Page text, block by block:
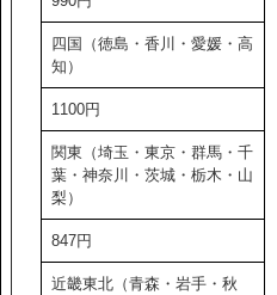
四国（徳島・香川・愛媛・高
知）
1100円
関東（埼玉・東京・群馬・千
葉・神奈川・茨城・栃木・山
梨）
847円
近畿東北（青森・岩手・秋